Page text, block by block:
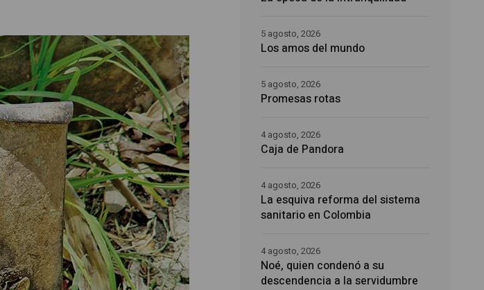
Los amos del mundo
5 agosto, 2026
Promesas rotas
5 agosto, 2026
Caja de Pandora
4 agosto, 2026
La esquiva reforma del sistema
sanitario en Colombia
4 agosto, 2026
Noé, quien condenó a su
descendencia a la servidumbre
4 agosto, 2026